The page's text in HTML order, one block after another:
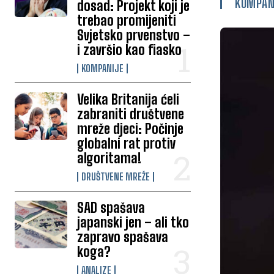
dosad: Projekt koji je
trebao promijeniti
Svjetsko prvenstvo –
i završio kao fiasko
KOMPANIJE
Velika Britanija ćeli
zabraniti društvene
mreže djeci: Počinje
globalni rat protiv
algoritama!
DRUŠTVENE MREŽE
SAD spašava
japanski jen – ali tko
zapravo spašava
koga?
ANALIZE